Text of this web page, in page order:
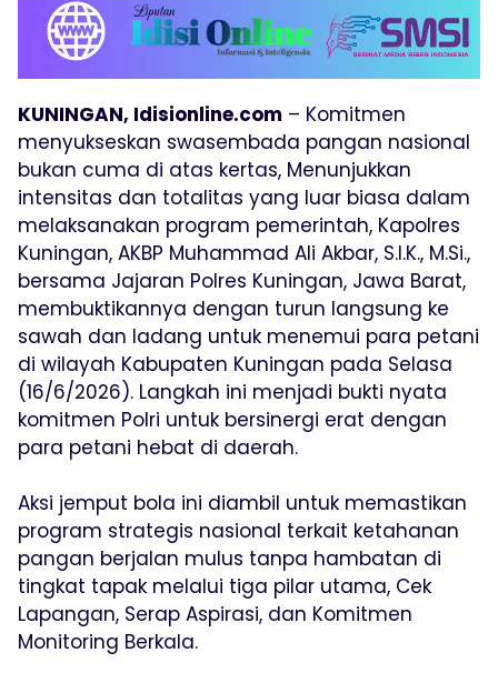
KUNINGAN, Idisionline.com – Komitmen
menyukseskan swasembada pangan nasional
bukan cuma di atas kertas, Menunjukkan
intensitas dan totalitas yang luar biasa dalam
melaksanakan program pemerintah, Kapolres
Kuningan, AKBP Muhammad Ali Akbar, S.I.K., M.Si.,
bersama Jajaran Polres Kuningan, Jawa Barat,
membuktikannya dengan turun langsung ke
sawah dan ladang untuk menemui para petani
di wilayah Kabupaten Kuningan pada Selasa
(16/6/2026). Langkah ini menjadi bukti nyata
komitmen Polri untuk bersinergi erat dengan
para petani hebat di daerah.
Aksi jemput bola ini diambil untuk memastikan
program strategis nasional terkait ketahanan
pangan berjalan mulus tanpa hambatan di
tingkat tapak melalui tiga pilar utama, Cek
Lapangan, Serap Aspirasi, dan Komitmen
Monitoring Berkala.